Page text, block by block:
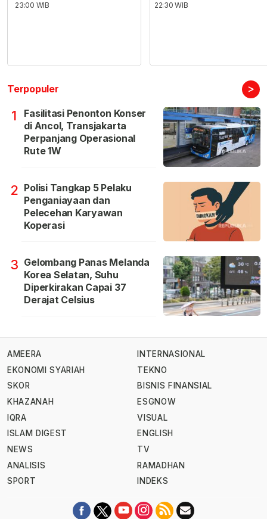
23:00 WIB
22:30 WIB
Terpopuler >
1
Fasilitasi Penonton Konser
di Ancol, Transjakarta
Perpanjang Operasional
Rute 1W
2 Polisi Tangkap 5 Pelaku
Penganiayaan dan
Pelecehan Karyawan
Koperasi
3 Gelombang Panas Melanda
Korea Selatan, Suhu
Diperkirakan Capai 37
Derajat Celsius
AMEERA
EKONOMI SYARIAH
SKOR
KHAZANAH
IQRA
ISLAM DIGEST
NEWS
ANALISIS
SPORT
INTERNASIONAL
TEKNO
BISNIS FINANSIAL
ESGNOW
VISUAL
ENGLISH
TV
RAMADHAN
INDEKS